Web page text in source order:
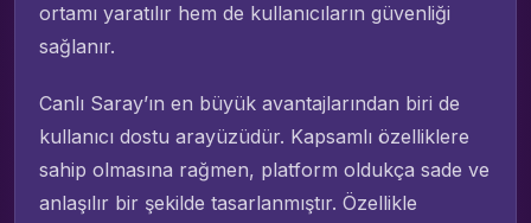
ortamı yaratılır hem de kullanıcıların güvenliği
sağlanır.
Canlı Saray’ın en büyük avantajlarından biri de
kullanıcı dostu arayüzüdür. Kapsamlı özelliklere
sahip olmasına rağmen, platform oldukça sade ve
anlaşılır bir şekilde tasarlanmıştır. Özellikle